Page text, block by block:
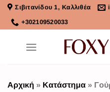
Σιβιτανίδου 1, Καλλιθέα
+302109520033
Αρχική » Κατάστημα »